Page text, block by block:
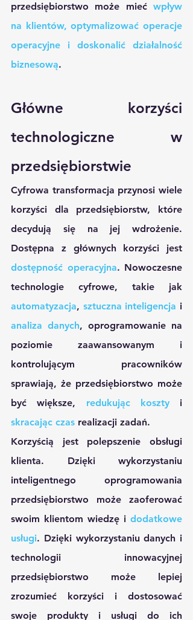
przedsiębiorstwo może mieć wpływ
na klientów, optymalizować operacje
operacyjne i doskonalić działalność
biznesową.
Główne korzyści
technologiczne w
przedsiębiorstwie
Cyfrowa transformacja przynosi wiele
korzyści dla przedsiębiorstw, które
decydują się na jej wdrożenie.
dostępność operacyjna. Nowoczesne
automatyzacja, sztuczna inteligencja
analiza danych, oprogramowanie na
poziomie zaawansowanym i
kontrolującym pracowników
sprawiają, że przedsiębiorstwo może
być większe, redukując koszty
skracając czas realizacji zadań.
Korzyścią jest polepszenie obsługi
klienta. Dzięki wykorzystaniu
inteligentnego oprogramowania
przedsiębiorstwo może zaoferować
swoim klientom wiedzę i dodatkowe
usługi. Dzięki wykorzystaniu danych i
technologii innowacyjnej
przedsiębiorstwo może lepiej
zrozumieć korzyści i dostosować
swoje produkty i usługi do ich